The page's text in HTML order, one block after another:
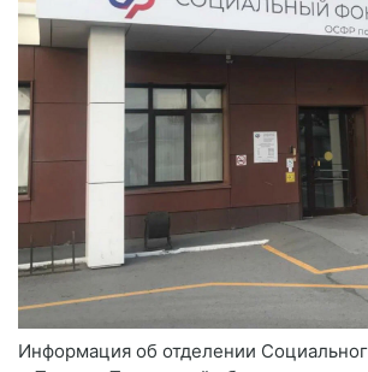
Информация об отделении